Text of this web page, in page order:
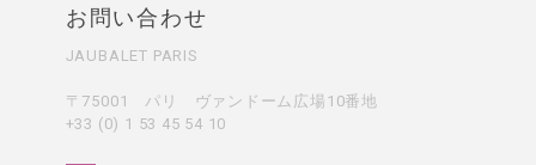
お問い合わせ
JAUBALET PARIS
〒75001 パリ ヴァンドーム広場10番地
+33 (0) 1 53 45 54 10